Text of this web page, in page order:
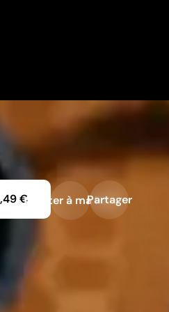
€Ajouter à ma liste
Partager